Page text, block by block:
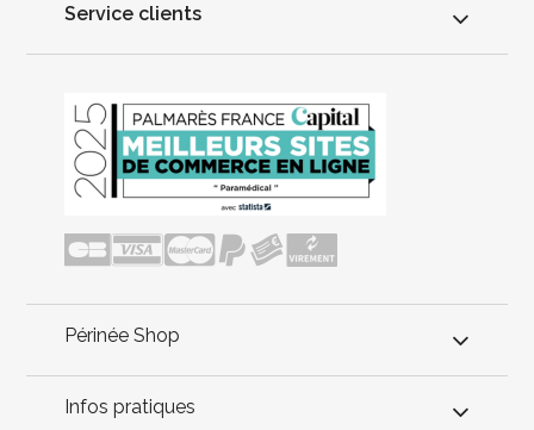
Service clients
Périnée Shop
Infos pratiques